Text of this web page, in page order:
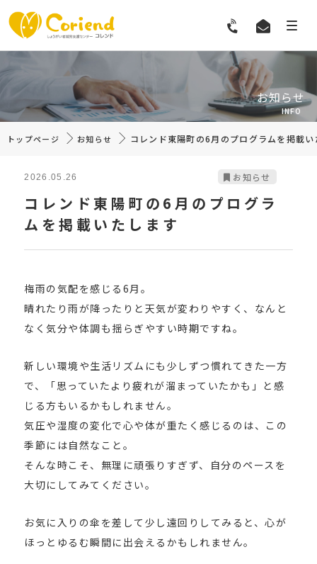
お知らせ
INFO
トップページ お知らせ コレンド東陽町の6月のプログラムを掲載
2026.05.26 お知らせ
コレンド東陽町の6月のプログラ
ムを掲載いたします
梅雨の気配を感じる6月。
晴れたり雨が降ったりと天気が変わりやすく、なんと
なく気分や体調も揺らぎやすい時期ですね。
新しい環境や生活リズムにも少しずつ慣れてきた一方
で、「思っていたより疲れが溜まっていたかも」と感
じる方もいるかもしれません。
気圧や湿度の変化で心や体が重たく感じるのは、この
季節には自然なこと。
そんな時こそ、無理に頑張りすぎず、自分のペースを
大切にしてみてください。
お気に入りの傘を差して少し遠回りしてみると、心が
ほっとゆるむ瞬間に出会えるかもしれません。